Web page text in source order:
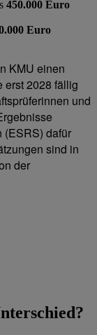
450.000 Euro
Euro
KMU einen
erst 2028 fällig
und
(ESRS) dafür
sind in
der